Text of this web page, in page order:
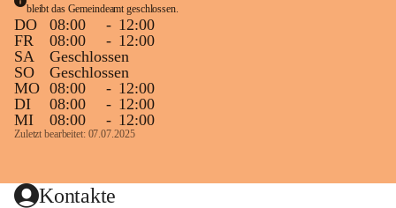
bleibt das Gemeindeamt geschlossen.
DO 08:00 - 12:00
FR
08:00 - 12:00
SA
Geschlossen
SO
Geschlossen
MO 08:00 - 12:00
DI
08:00 - 12:00
MI
08:00 - 12:00
Zuletzt bearbeitet: 07.07.2025
Kontakte